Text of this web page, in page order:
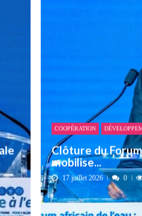
COOPÉRATION
Clôture du
mobilise...
17 juillet 2026 0